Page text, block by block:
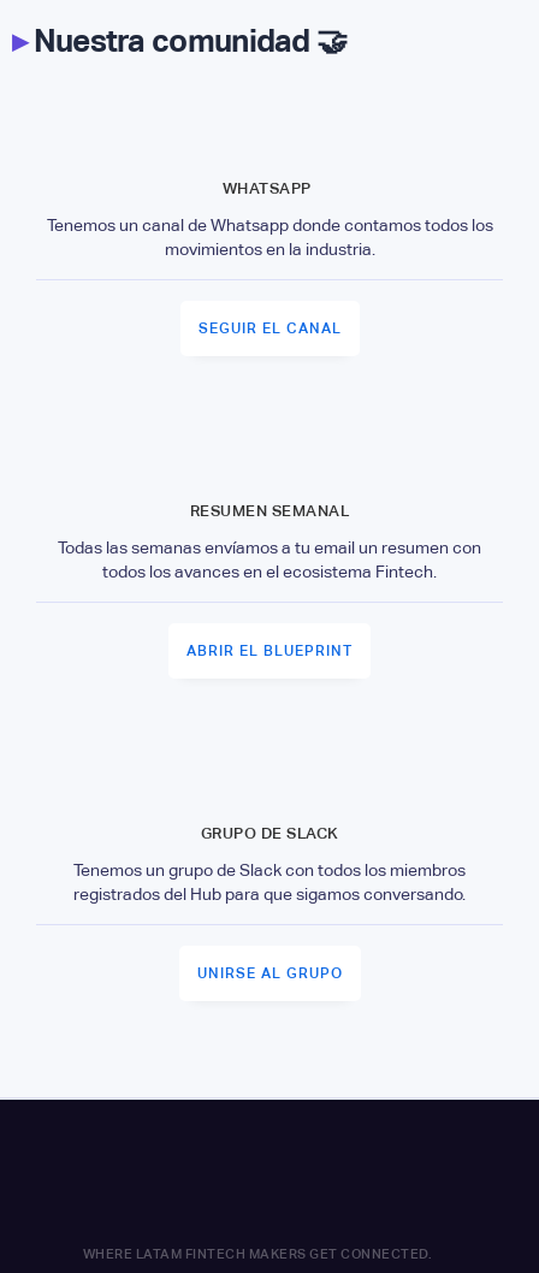
▸Nuestra comunidad 🤝
WHATSAPP
Tenemos un canal de Whatsapp donde contamos todos los
movimientos en la industria.
SEGUIR EL CANAL
RESUMEN SEMANAL
Todas las semanas envíamos a tu email un resumen con
todos los avances en el ecosistema Fintech.
ABRIR EL BLUEPRINT
GRUPO DE SLACK
Tenemos un grupo de Slack con todos los miembros
registrados del Hub para que sigamos conversando.
UNIRSE AL GRUPO
WHERE LATAM FINTECH MAKERS GET CONNECTED.